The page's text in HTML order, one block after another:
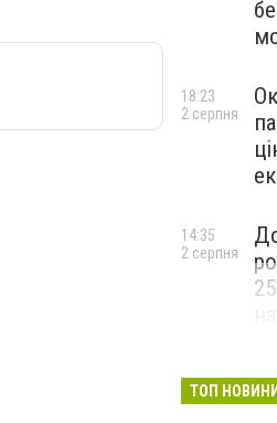
18:23
2 серпня
14:35
2 серпня
ТОП НОВИНИ